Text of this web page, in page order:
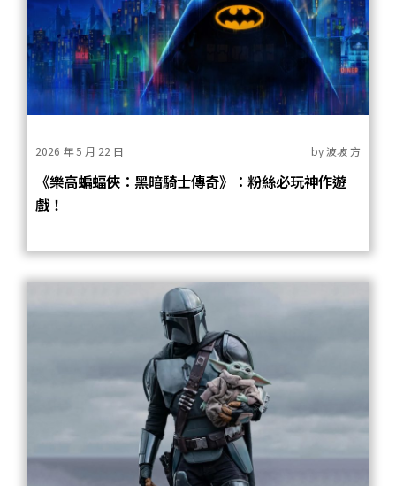
2026 年 5 月 22 日 by波坡 方
《樂高蝙蝠俠：黑暗騎士傳奇》：粉絲必玩神作遊
戲！